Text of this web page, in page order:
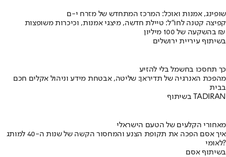
שופינג, אמנות ואוכל: המרכז המתחדש של מזרח י-ם
קפיצה קטנה לחו"ל: טיילת חדשה, מיצגי אמנות, וכיכרות משופצות
בהשקעה של 100 מיליון ₪
בשיתוף עיריית ירושלים
כך תחסכו בחשמל בלי להזיע
מהפכת האנרגיה של תדיראן: שליטה, אבטחת מידע וניהול אקלים חכם
בבית
בשיתוף TADIRAN
מאחורי הקלעים של הטעם הישראלי
איך אסם הפכה את תקופת הצנע והמחסור הקשה של שנות ה-40 למותג
לאומי?
בשיתוף אסם